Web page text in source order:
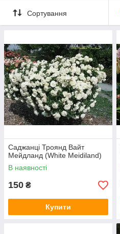
Сортування
Саджанці Троянд Вайт
Мейдланд (White Meidiland)
В наявності
150 ₴
Купити